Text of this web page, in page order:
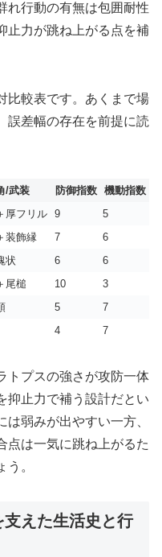
れ行動の有無は包囲耐性
止力が跳ね上がる点を補
比較表です。あくまで場
誤差幅の存在を前提に読
/武装 防御指数 機動指数
厚フリル 9
5
装飾縁 7
6
状 6
6
尾槌 10
3
5
7
4 7
トプスの強さが攻防一体
抑止力で補う設計だとい
弱みが出やすい一方、
点は一気に跳ね上がるた
。
支えた生活史と行